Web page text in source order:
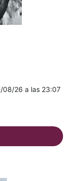
08/26 a las 23:07